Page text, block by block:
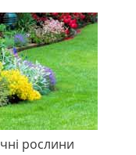
рослини